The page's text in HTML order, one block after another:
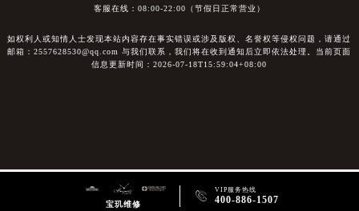
客服在线：08:00-22:00（节假日正常营业）
如权利人或知情人士发现本站内容存在事实错误或涉及版权、名誉权等侵权问题，请通过
邮箱：2557628530@qq.com 与我们联系，我们将在收到通知后立即依法处理。当前页面
信息更新时间：2026-07-18T15:59:04+08:00
宝玑维修
 VIP服务热线
400-886-1507